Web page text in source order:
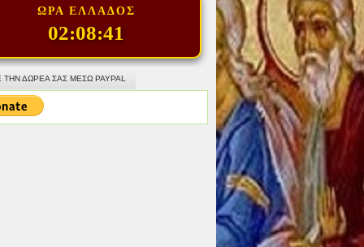
ΩΡΑ ΕΛΛΑΔΟΣ
02:08:43
ΤΗΝ ΔΩΡΕΑ ΣΑΣ ΜΕΣΩ PAYPAL